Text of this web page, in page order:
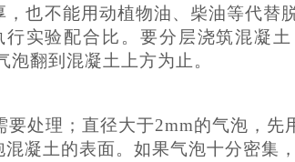
也不能用动植物油、柴油等代替
实验配合比。要分层浇筑混凝
翻到混凝土上方为止。
要处理；直径大于2mm的气泡，先
凝土的表面。如果气泡十分密集